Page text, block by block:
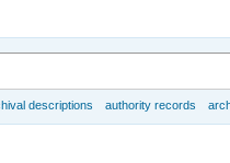
descriptions authority records